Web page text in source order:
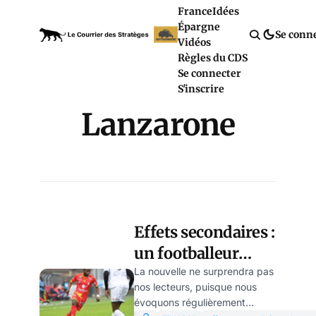
FranceIdées
Épargne
Vidéos
Règles du CDS
Se connecter
S'inscrire
Se
Lanzarone
Effets secondaires :
un footballeur
français dépose
plainte contre
La nouvelle ne surprendra pas
nos lecteurs, puisque nous
évoquons régulièrement